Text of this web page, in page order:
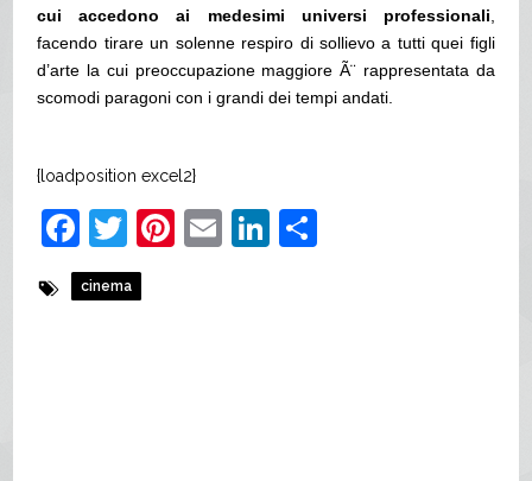
cui accedono ai medesimi universi professionali,
facendo tirare un solenne respiro di sollievo a tutti quei figli
d’arte la cui preoccupazione maggiore Ã¨ rappresentata da
scomodi paragoni con i grandi dei tempi andati.
{loadposition excel2}
Facebook
Twitter
Pinterest
EmailLinkedIn
cinema